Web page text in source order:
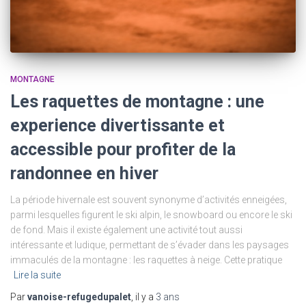
MONTAGNE
Les raquettes de montagne : une
experience divertissante et
accessible pour profiter de la
randonnee en hiver
La période hivernale est souvent synonyme d’activités enneigées,
parmi lesquelles figurent le ski alpin, le snowboard ou encore le ski
de fond. Mais il existe également une activité tout aussi
intéressante et ludique, permettant de s’évader dans les paysages
immaculés de la montagne : les raquettes à neige. Cette pratique
Lire la suite
Parvanoise-refugedupalet , il y a 3 ans